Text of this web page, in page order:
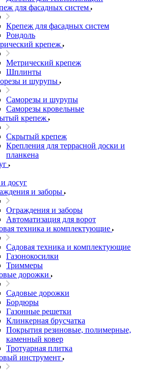
для фасадных систем
Крепеж для фасадных систем
Рондоль
крепеж
Метрический крепеж
Шплинты
и шурупы
Саморезы и шурупы
Саморезы кровельные
крепеж
Скрытый крепеж
Крепления для террасной доски и
планкена
досуг
и заборы
Ограждения и заборы
Автоматизация для ворот
техника и комплектующие
Садовая техника и комплектующие
Газонокосилки
Триммеры
дорожки
Садовые дорожки
Бордюры
Газонные решетки
Клинкерная брусчатка
Покрытия резиновые, полимерные,
каменный ковер
Тротуарная плитка
инструмент